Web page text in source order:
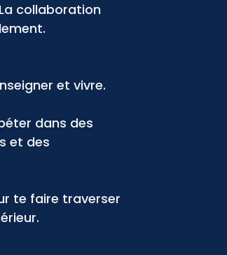
collaboration
et vivre.
dans des
et des
te faire traverser